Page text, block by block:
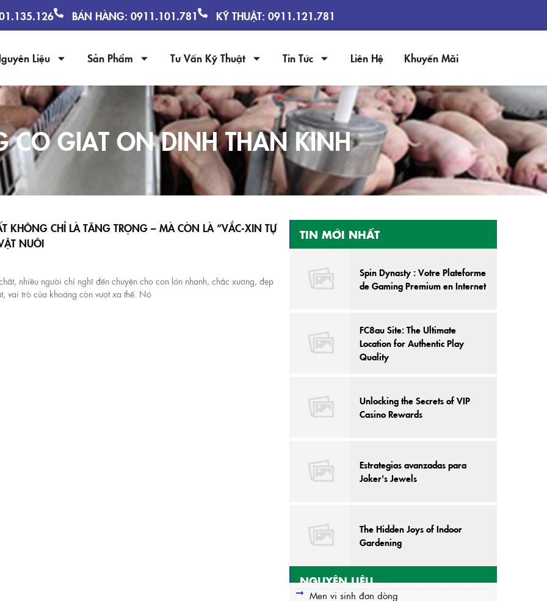
BÁN HÀNG: 0911.101.781 KỸ THUẬT: 0911.121.781
Liệu Sản Phẩm Tư Vấn Kỹ Thuật Tin Tức Liên Hệ Khuyến Mãi
CO GIAT ON DINH THAN KINH
KHÔNG CHỈ LÀ TĂNG TRỌNG – MÀ CÒN LÀ “VẮC-XIN TỰ
NUÔI
nhiều người chỉ nghĩ đến chuyện cho con lớn nhanh, chắc xương, đẹp
vai trò của khoáng còn vượt xa thế. Nó
TIN MỚI NHẤT
Spin Dynasty : Votre Plateforme
de Gaming Premium en Internet
FC8au Site: The Ultimate
Location for Authentic Play
Quality
Unlocking the Secrets of VIP
Casino Rewards
Estrategias avanzadas para
Joker's Jewels
The Hidden Joys of Indoor
Gardening
NGUYÊN LIỆU
Men vi sinh đơn dòng